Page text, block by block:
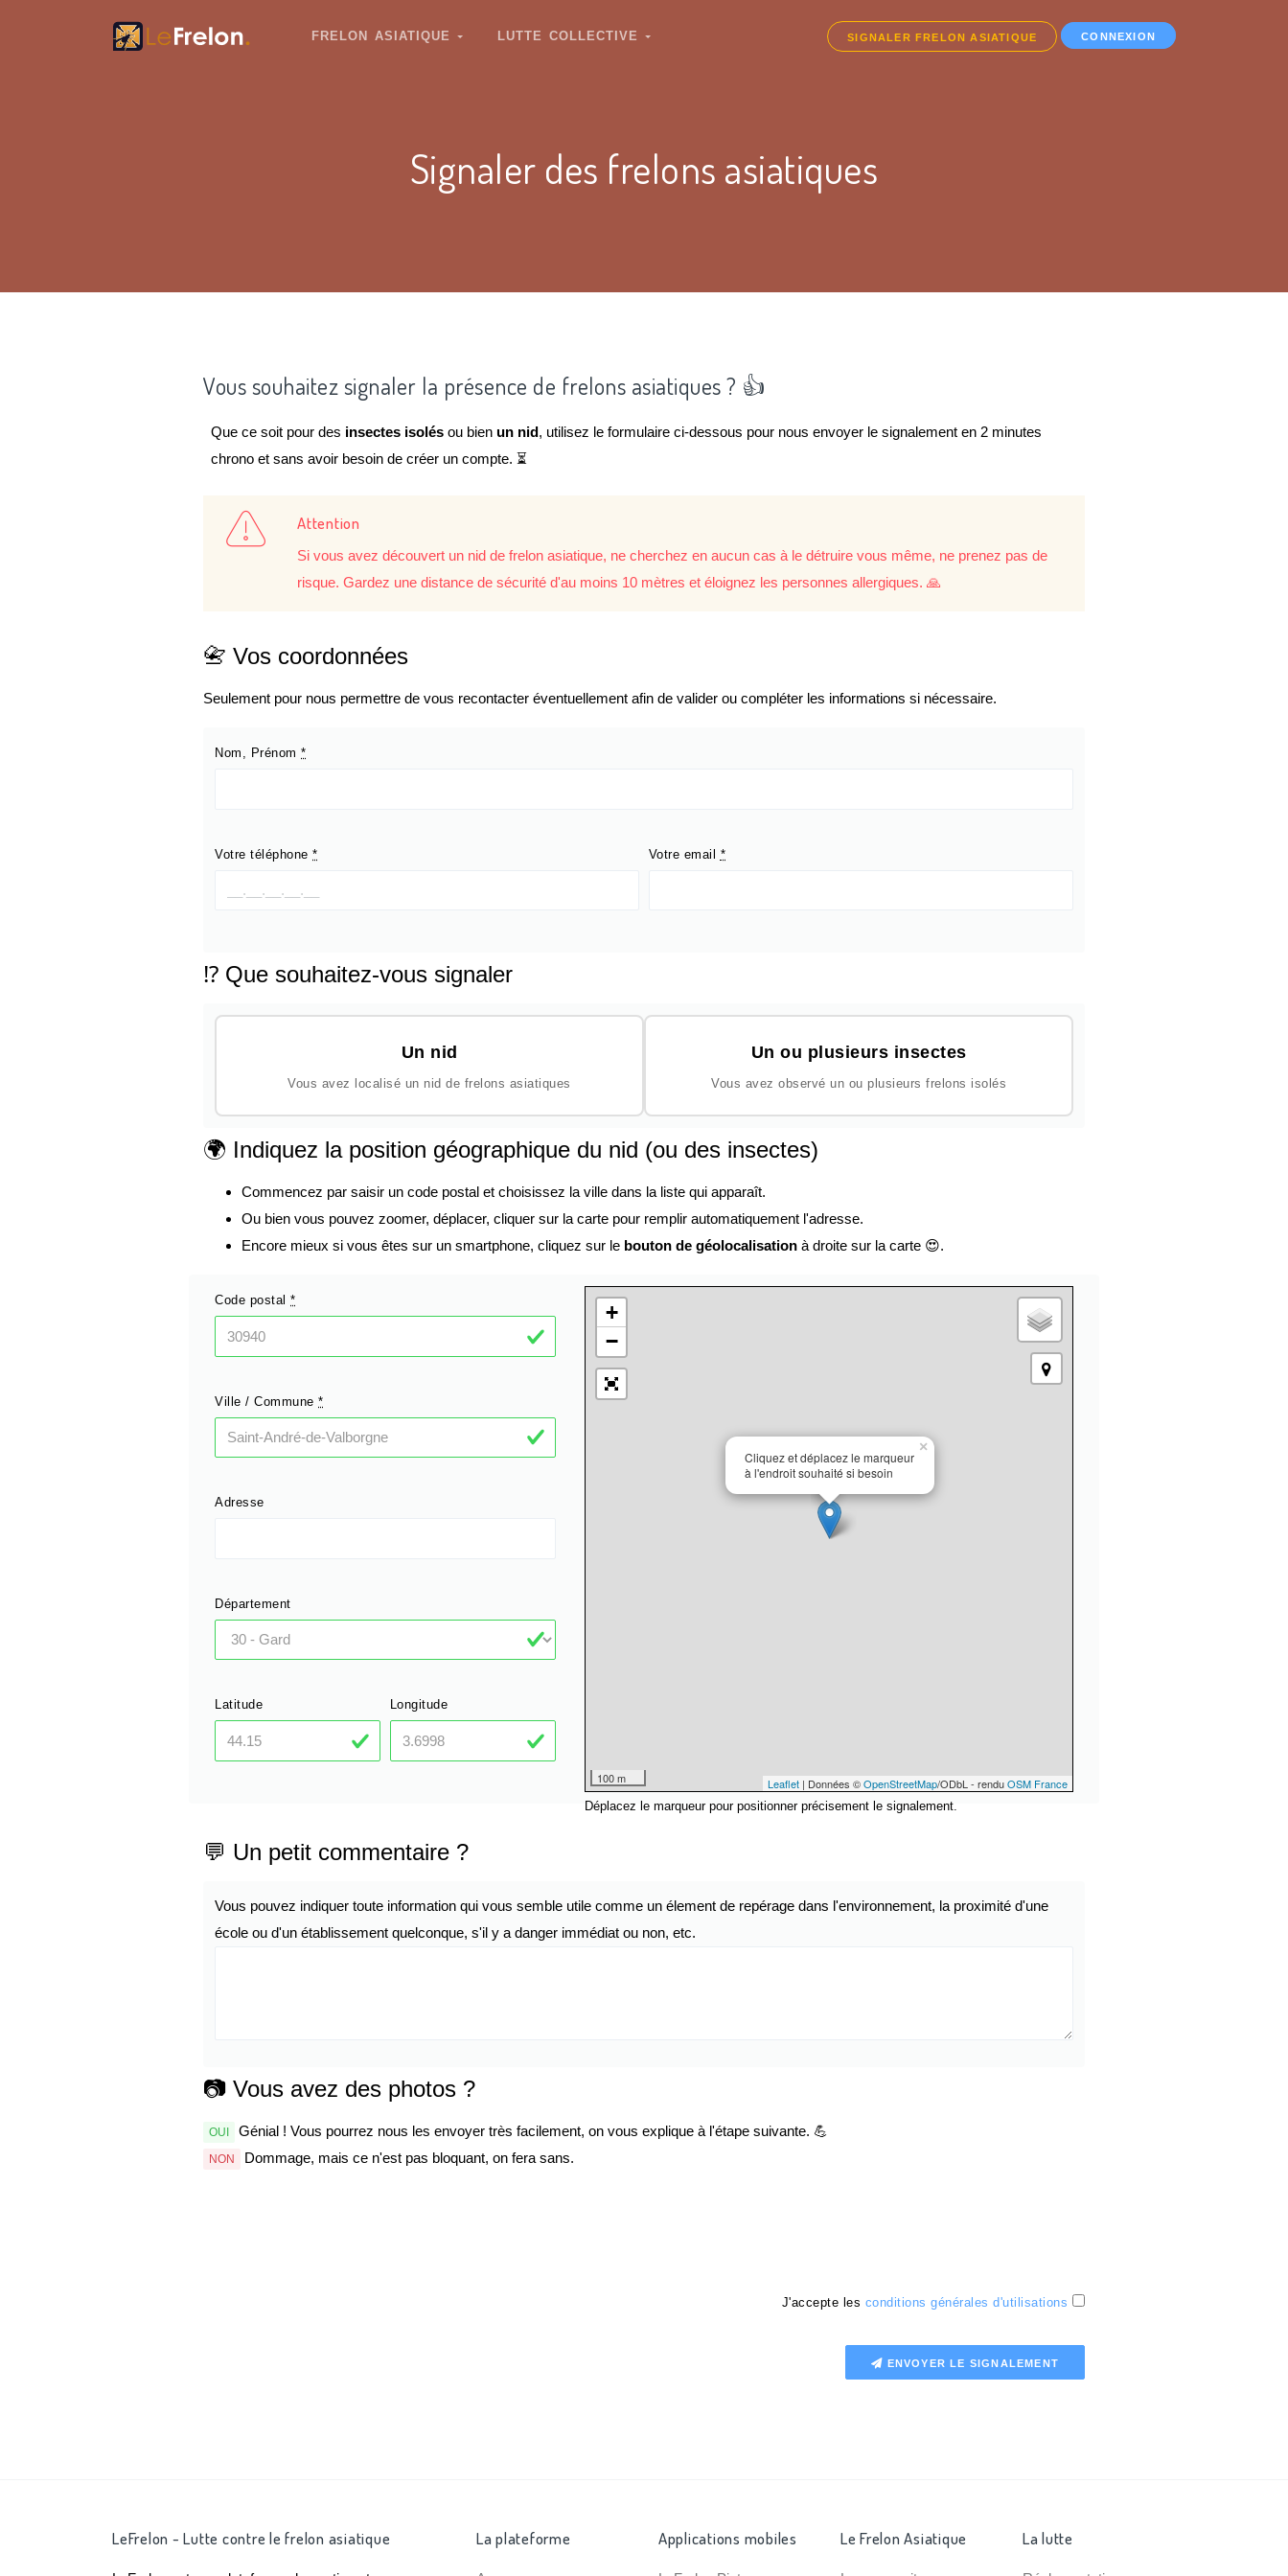
FRELON ASIATIQUE LUTTE COLLECTIVE SIGNALER FRELON ASIATIQUE CONNEXION
Signaler des frelons asiatiques
Vous souhaitez signaler la présence de frelons asiatiques ? 👍
Que ce soit pour des insectes isolés ou bien un nid, utilisez le formulaire ci-dessous pour nous envoyer le signalement en 2 minutes
chrono et sans avoir besoin de créer un compte. ⏳
Attention
Si vous avez découvert un nid de frelon asiatique, ne cherchez en aucun cas à le détruire vous même, ne prenez pas de
risque. Gardez une distance de sécurité d'au moins 10 mètres et éloignez les personnes allergiques. 🙏
📇 Vos coordonnées
Seulement pour nous permettre de vous recontacter éventuellement afin de valider ou compléter les informations si nécessaire.
Nom, Prénom *
Votre téléphone * Votre email *
⁉️ Que souhaitez-vous signaler
Un nid
Vous avez localisé un nid de frelons asiatiques
Un ou plusieurs insectes
Vous avez observé un ou plusieurs frelons isolés
🌍 Indiquez la position géographique du nid (ou des insectes)
Commencez par saisir un code postal et choisissez la ville dans la liste qui apparaît.
Ou bien vous pouvez zoomer, déplacer, cliquer sur la carte pour remplir automatiquement l'adresse.
Encore mieux si vous êtes sur un smartphone, cliquez sur le bouton de géolocalisation à droite sur la carte 😍.
Code postal *
Ville / Commune *
Adresse
Département
Latitude Longitude
Cliquez et déplacez le marqueur
à l'endroit souhaité si besoin
×
+
−
100 m Leaflet| Données ©OpenStreetMap/ODbL - renduOSM France
Déplacez le marqueur pour positionner précisement le signalement.
💬 Un petit commentaire ?
Vous pouvez indiquer toute information qui vous semble utile comme un élement de repérage dans l'environnement, la proximité d'une
école ou d'un établissement quelconque, s'il y a danger immédiat ou non, etc.
📷 Vous avez des photos ?
OUI Génial ! Vous pourrez nous les envoyer très facilement, on vous explique à l'étape suivante. 💪
NON Dommage, mais ce n'est pas bloquant, on fera sans.
J'accepte les conditions générales d'utilisations
ENVOYER LE SIGNALEMENT
La plateforme Applications mobiles Le Frelon Asiatique La lutte
LeFrelon - Lutte contre le frelon asiatique